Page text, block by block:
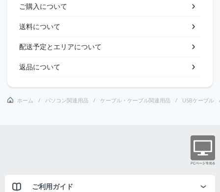
ご購入について
送料について
配送予定とエリアについて
返品について
ホーム パソコン関連用品 ケーブル・ケーブル関連用品 USBケーブル
ご利用ガイド